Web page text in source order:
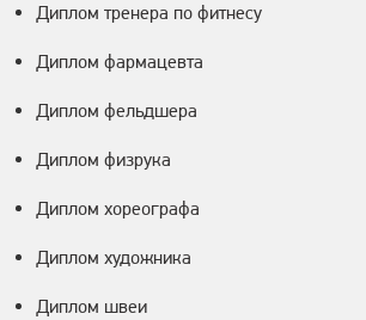
Диплом тренера по фитнесу
Диплом фармацевта
Диплом фельдшера
Диплом физрука
Диплом хореографа
Диплом художника
Диплом швеи